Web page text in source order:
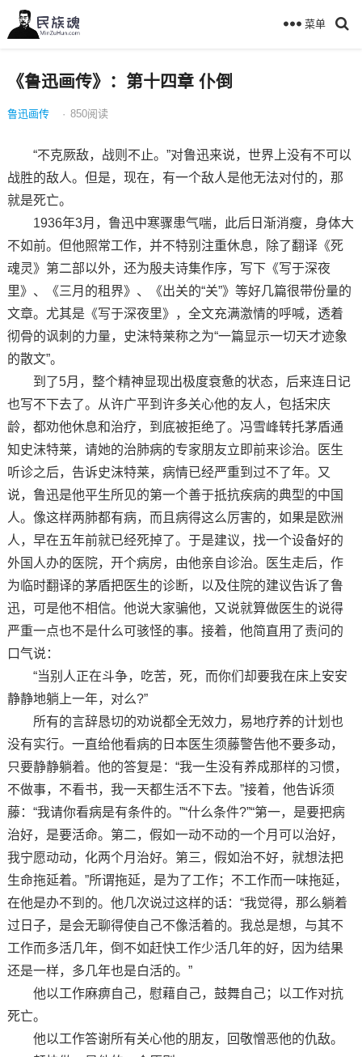
菜单
《鲁迅画传》：第十四章 仆倒
鲁迅画传 · 850阅读
“不克厥敌，战则不止。”对鲁迅来说，世界上没有不可以
战胜的敌人。但是，现在，有一个敌人是他无法对付的，那
就是死亡。
1936年3月，鲁迅中寒骤患气喘，此后日渐消瘦，身体大
不如前。但他照常工作，并不特别注重休息，除了翻译《死
魂灵》第二部以外，还为殷夫诗集作序，写下《写于深夜
里》、《三月的租界》、《出关的“关”》等好几篇很带份量的
文章。尤其是《写于深夜里》，全文充满激情的呼喊，透着
彻骨的讽刺的力量，史沫特莱称之为“一篇显示一切天才迹象
的散文”。
到了5月，整个精神显现出极度衰惫的状态，后来连日记
也写不下去了。从许广平到许多关心他的友人，包括宋庆
龄，都劝他休息和治疗，到底被拒绝了。冯雪峰转托茅盾通
知史沫特莱，请她的治肺病的专家朋友立即前来诊治。医生
听诊之后，告诉史沫特莱，病情已经严重到过不了年。又
说，鲁迅是他平生所见的第一个善于抵抗疾病的典型的中国
人。像这样两肺都有病，而且病得这么厉害的，如果是欧洲
人，早在五年前就已经死掉了。于是建议，找一个设备好的
外国人办的医院，开个病房，由他亲自诊治。医生走后，作
为临时翻译的茅盾把医生的诊断，以及住院的建议告诉了鲁
迅，可是他不相信。他说大家骗他，又说就算做医生的说得
严重一点也不是什么可骇怪的事。接着，他简直用了责问的
口气说：
“当别人正在斗争，吃苦，死，而你们却要我在床上安安
静静地躺上一年，对么?”
所有的言辞恳切的劝说都全无效力，易地疗养的计划也
没有实行。一直给他看病的日本医生须藤警告他不要多动，
只要静静躺着。他的答复是：“我一生没有养成那样的习惯，
不做事，不看书，我一天都生活不下去。”接着，他告诉须
藤：“我请你看病是有条件的。”“什么条件?”“第一，是要把病
治好，是要活命。第二，假如一动不动的一个月可以治好，
我宁愿动动，化两个月治好。第三，假如治不好，就想法把
生命拖延着。”所谓拖延，是为了工作；不工作而一味拖延，
在他是办不到的。他几次说过这样的话：“我觉得，那么躺着
过日子，是会无聊得使自己不像活着的。我总是想，与其不
工作而多活几年，倒不如赶快工作少活几年的好，因为结果
还是一样，多几年也是白活的。”
他以工作麻痹自己，慰藉自己，鼓舞自己；以工作对抗
死亡。
他以工作答谢所有关心他的朋友，回敬憎恶他的仇敌。